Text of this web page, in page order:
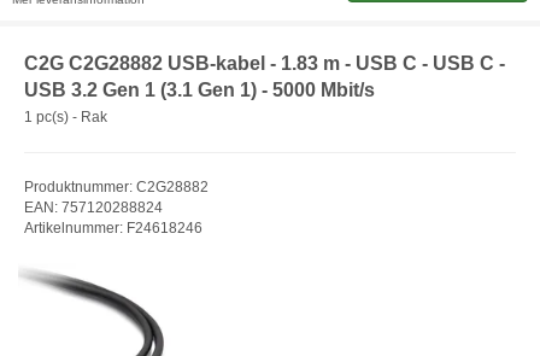
C2G C2G28882 USB-kabel - 1.83 m - USB C - USB C -
USB 3.2 Gen 1 (3.1 Gen 1) - 5000 Mbit/s
1 pc(s) - Rak
Produktnummer: C2G28882
EAN: 757120288824
Artikelnummer: F24618246